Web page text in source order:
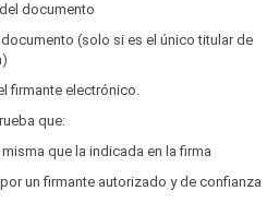
documento
(solo si es el único titular de
firmante electrónico.
que:
misma que la indicada en la firma
un firmante autorizado y de confianza